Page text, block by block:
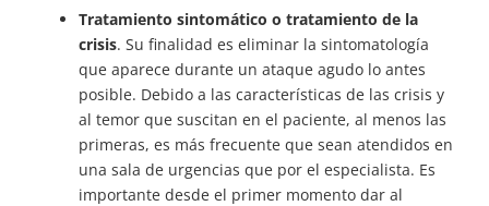
Tratamiento sintomático o tratamiento de la
crisis. Su finalidad es eliminar la sintomatología
que aparece durante un ataque agudo lo antes
posible. Debido a las características de las crisis y
al temor que suscitan en el paciente, al menos las
primeras, es más frecuente que sean atendidos en
una sala de urgencias que por el especialista. Es
importante desde el primer momento dar al